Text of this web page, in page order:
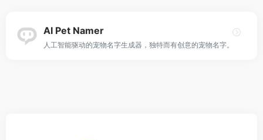
AI Pet Namer
人工智能驱动的宠物名字生成器，独特而有创意的宠物名字。